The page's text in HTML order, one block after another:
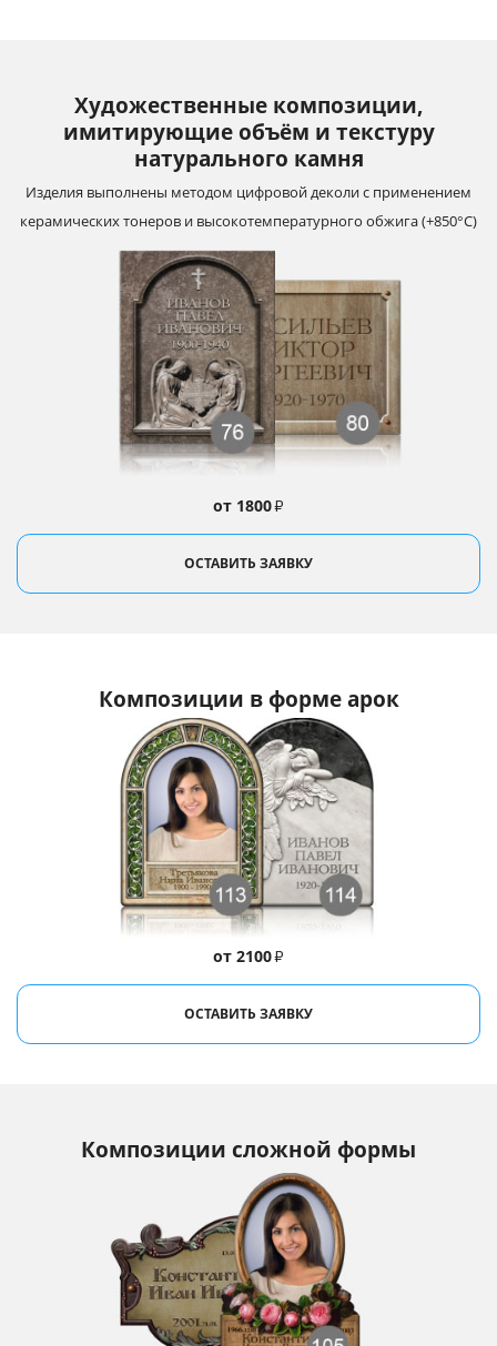
Художественные композиции,
имитирующие объём и текстуру
натурального камня
от 1800₽
Изделия выполнены методом цифровой деколи с применением
керамических тонеров и высокотемпературного обжига (+850°С)
ОСТАВИТЬ ЗАЯВКУ
Композиции в форме арок
от 2100₽
ОСТАВИТЬ ЗАЯВКУ
Композиции сложной формы